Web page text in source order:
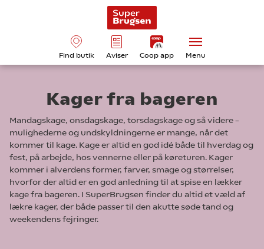
Find butik Aviser Coop app Menu
Kager fra bageren
Mandagskage, onsdagskage, torsdagskage og så videre –
mulighederne og undskyldningerne er mange, når det
kommer til kage. Kage er altid en god idé både til hverdag og
fest, på arbejde, hos vennerne eller på køreturen. Kager
kommer i alverdens former, farver, smage og størrelser,
hvorfor der altid er en god anledning til at spise en lækker
kage fra bageren. I SuperBrugsen finder du altid et væld af
lækre kager, der både passer til den akutte søde tand og
weekendens fejringer.